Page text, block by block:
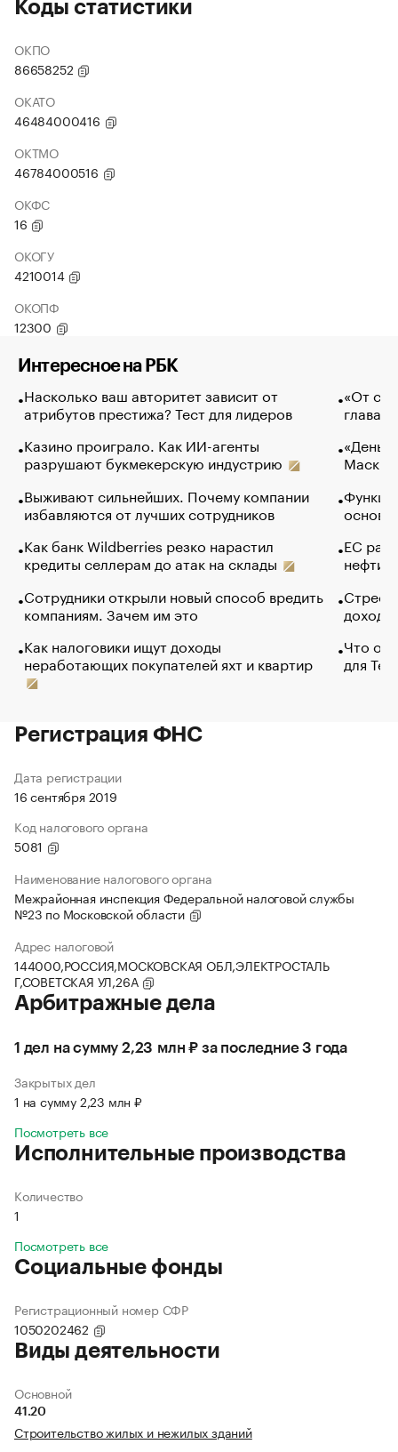
Коды статистики
ОКПО
86658252
ОКАТО
46484000416
ОКТМО
46784000516
ОКФС
16
ОКОГУ
4210014
ОКОПФ
12300
Интересное на РБК
Насколько ваш авторитет зависит от
атрибутов престижа? Тест для лидеров
Казино проиграло. Как ИИ-агенты
разрушают букмекерскую индустрию
Выживают сильнейших. Почему компании
избавляются от лучших сотрудников
Как банк Wildberries резко нарастил
кредиты селлерам до атак на склады
Сотрудники открыли новый способ вредить
компаниям. Зачем им это
Как налоговики ищут доходы
неработающих покупателей яхт и квартир
«От
глава
Маск в
основ
ЕС
нефти
Что
для
Регистрация ФНС
Дата регистрации
16 сентября 2019
Код налогового органа
5081
Наименование налогового органа
Межрайонная инспекция Федеральной налоговой службы
№23 по Московской области
Адрес налоговой
144000,РОССИЯ,МОСКОВСКАЯ ОБЛ,ЭЛЕКТРОСТАЛЬ
Г,СОВЕТСКАЯ УЛ,26А
Арбитражные дела
1 дел на сумму 2,23 млн ₽ за последние 3 года
Закрытых дел
1 на сумму 2,23 млн ₽
Посмотреть все
Исполнительные производства
Количество
1
Посмотреть все
Социальные фонды
Регистрационный номер СФР
1050202462
Виды деятельности
Основной
41.20
Строительство жилых и нежилых зданий